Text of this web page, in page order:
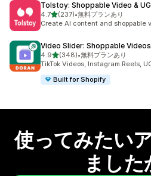
Tolstoy: Shoppable Video &
4.75つ星中
(237)
合計レビュー数：237件
•無料プランあり
Create AI content and shoppable
Video Slider: Shoppable Videos
4.95つ星中
(348)
合計レビュー数：348件
•無料プランあり
TikTok Videos, Instagram Reels,
Built for Shopify
使ってみたい
ました